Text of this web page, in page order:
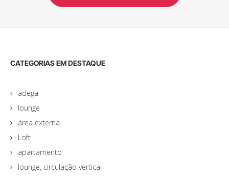
CATEGORIAS EM DESTAQUE
adega
lounge
área externa
Loft
apartamento
lounge, circulação vertical